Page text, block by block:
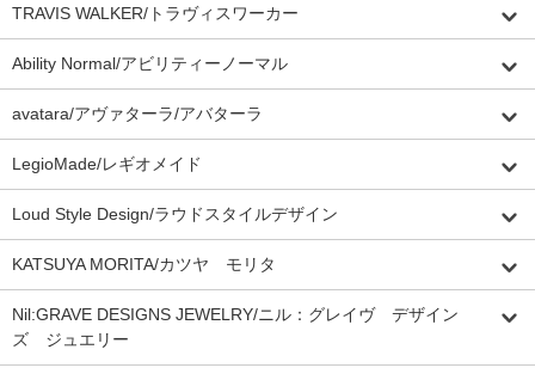
TRAVIS WALKER/トラヴィスワーカー
Ability Normal/アビリティーノーマル
avatara/アヴァターラ/アバターラ
LegioMade/レギオメイド
Loud Style Design/ラウドスタイルデザイン
KATSUYA MORITA/カツヤ モリタ
Nil:GRAVE DESIGNS JEWELRY/ニル：グレイヴ デザイン
ズ ジュエリー